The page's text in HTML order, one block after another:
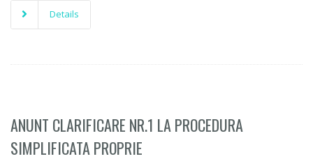
Details
ANUNT CLARIFICARE NR.1 LA PROCEDURA
SIMPLIFICATA PROPRIE